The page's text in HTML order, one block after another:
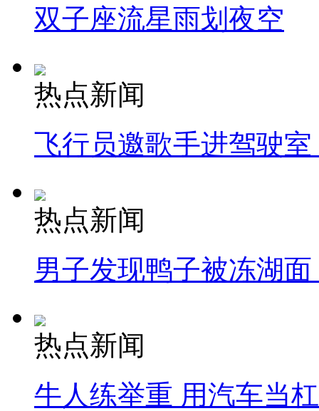
双子座流星雨划夜空
热点新闻
飞行员邀歌手进驾驶
热点新闻
男子发现鸭子被冻湖
热点新闻
牛人练举重 用汽车当